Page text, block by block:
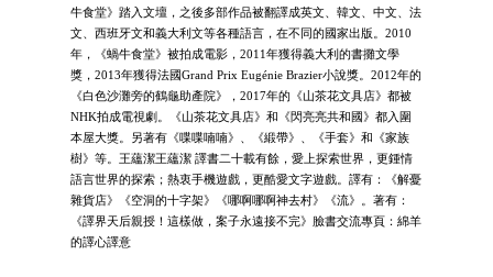
牛食堂》踏入文壇，之後多部作品被翻譯成英文、韓文、中文、法
文、西班牙文和義大利文等各種語言，在不同的國家出版。2010
年，《蝸牛食堂》被拍成電影，2011年獲得義大利的書攤文學
獎，2013年獲得法國Grand Prix Eugénie Brazier小說獎。2012年的
《白色沙灘旁的鶴龜助產院》，2017年的《山茶花文具店》都被
NHK拍成電視劇。《山茶花文具店》和《閃亮亮共和國》都入圍
本屋大獎。另著有《喋喋喃喃》、《緞帶》、《手套》和《家族
樹》等。王蘊潔王蘊潔 譯書二十載有餘，愛上探索世界，更鍾情
語言世界的探索；熱衷手機遊戲，更酷愛文字遊戲。譯有：《解憂
雜貨店》《空洞的十字架》《哪啊哪啊神去村》《流》。著有：
《譯界天后親授！這樣做，案子永遠接不完》臉書交流專頁：綿羊
的譯心譯意